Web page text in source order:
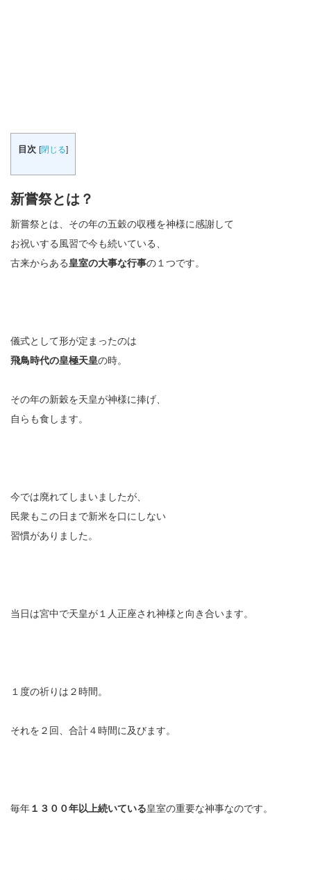
目次 [閉じる]
新嘗祭とは？
新嘗祭とは、その年の五穀の収穫を神様に感謝して
お祝いする風習で今も続いている、
古来からある皇室の大事な行事の１つです。
儀式として形が定まったのは
飛鳥時代の皇極天皇の時。
その年の新穀を天皇が神様に捧げ、
自らも食します。
今では廃れてしまいましたが、
民衆もこの日まで新米を口にしない
習慣がありました。
当日は宮中で天皇が１人正座され神様と向き合います。
１度の祈りは２時間。
それを２回、合計４時間に及びます。
毎年１３００年以上続いている皇室の重要な神事なのです。